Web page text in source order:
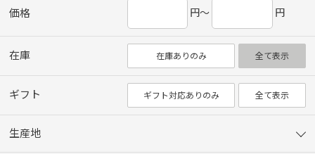
価格 円～ 円
在庫 在庫ありのみ 全て表示
ギフト ギフト対応ありのみ 全て表示
生産地